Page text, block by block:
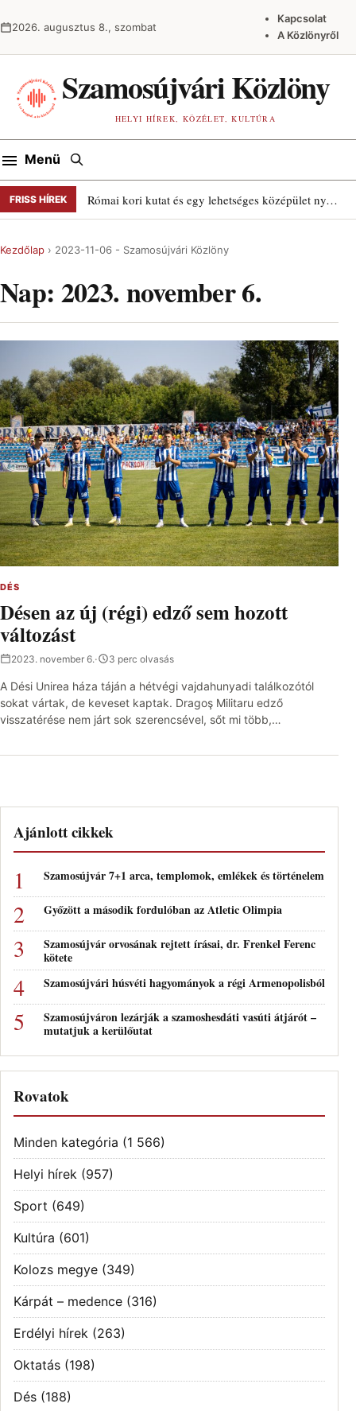
2026. augusztus 8., szombat
Kapcsolat
A Közlönyről
Szamosújvári Közlöny
HELYI HÍREK, KÖZÉLET, KULTÚRA
Menü Keresés
FRISS HÍREK Római kori kutat és egy lehetséges középület nyomait találták Szamosújváron
Kezdőlap › 2023-11-06 - Szamosújvári Közlöny
Nap: 2023. november 6.
DÉS
Désen az új (régi) edző sem hozott
változást
2023. november 6.· 3 perc olvasás
A Dési Unirea háza táján a hétvégi vajdahunyadi találkozótól
sokat vártak, de keveset kaptak. Dragoş Militaru edző
visszatérése nem járt sok szerencsével, sőt mi több,…
Ajánlott cikkek
Szamosújvár 7+1 arca, templomok, emlékek és történelem
Győzött a második fordulóban az Atletic Olimpia
Szamosújvár orvosának rejtett írásai, dr. Frenkel Ferenc
kötete
Szamosújvári húsvéti hagyományok a régi Armenopolisból
Szamosújváron lezárják a szamoshesdáti vasúti átjárót –
mutatjuk a kerülőutat
Rovatok
Minden kategória (1 566)
Helyi hírek (957)
Sport (649)
Kultúra (601)
Kolozs megye (349)
Kárpát – medence (316)
Erdélyi hírek (263)
Oktatás (198)
Dés (188)